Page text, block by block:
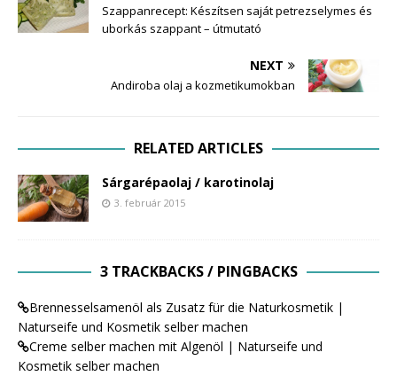
Szappanrecept: Készítsen saját petrezselymes és
uborkás szappant – útmutató
NEXT
Andiroba olaj a kozmetikumokban
RELATED ARTICLES
Sárgarépaolaj / karotinolaj
3. február 2015
3 TRACKBACKS / PINGBACKS
Brennesselsamenöl als Zusatz für die Naturkosmetik |
Naturseife und Kosmetik selber machen
Creme selber machen mit Algenöl | Naturseife und
Kosmetik selber machen